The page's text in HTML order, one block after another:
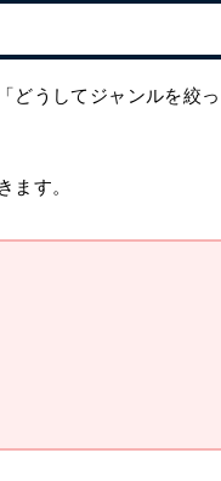
どうしてジャンルを絞っ
ます。